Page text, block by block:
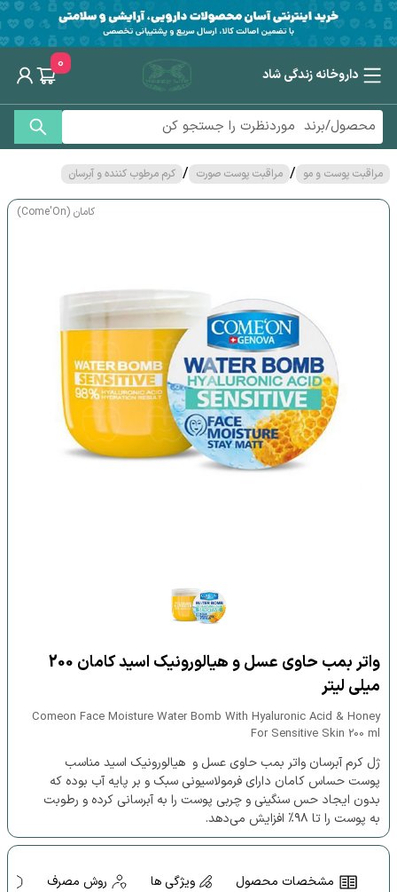
داروخانه زندگی شاد
0
مراقبت پوست و مو / مراقبت پوست صورت / کرم مرطوب کننده و آبرسان
کامان (Come'On)
واتر بمب حاوی عسل و هیالورونیک اسید کامان 200
میلی لیتر
Comeon Face Moisture Water Bomb With Hyaluronic Acid & Honey
For Sensitive Skin 200 ml
ژل کرم آبرسان واتر بمب حاوی عسل و هیالورونیک اسید مناسب
پوست حساس کامان دارای فرمولاسیونی سبک و بر پایه آب بوده که
بدون ایجاد حس سنگینی و چربی پوست را به آبرسانی کرده و رطوبت
به پوست را تا ۹۸% افزایش می‌دهد.
مشخصات محصول ویژگی ها روش مصرف